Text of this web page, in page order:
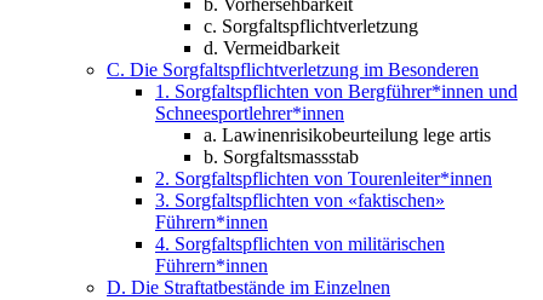
b. Vorhersehbarkeit
c. Sorgfaltspflichtverletzung
d. Vermeidbarkeit
C. Die Sorgfaltspflichtverletzung im Besonderen
1. Sorgfaltspflichten von Bergführer*innen und
Schneesportlehrer*innen
a. Lawinenrisikobeurteilung lege artis
b. Sorgfaltsmassstab
2. Sorgfaltspflichten von Tourenleiter*innen
3. Sorgfaltspflichten von «faktischen»
Führern*innen
4. Sorgfaltspflichten von militärischen
Führern*innen
D. Die Straftatbestände im Einzelnen